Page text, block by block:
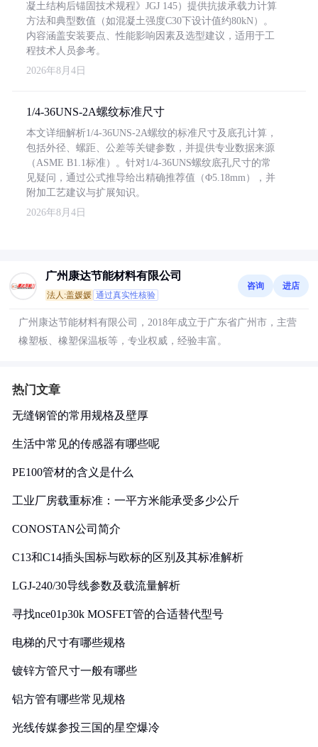
凝土结构后锚固技术规程》JGJ 145）提供抗拔承载力计算
方法和典型数值（如混凝土强度C30下设计值约80kN）。
内容涵盖安装要点、性能影响因素及选型建议，适用于工
程技术人员参考。
2026年8月4日
1/4-36UNS-2A螺纹标准尺寸
本文详细解析1/4-36UNS-2A螺纹的标准尺寸及底孔计算，
包括外径、螺距、公差等关键参数，并提供专业数据来源
（ASME B1.1标准）。针对1/4-36UNS螺纹底孔尺寸的常
见疑问，通过公式推导给出精确推荐值（Φ5.18mm），并
附加工艺建议与扩展知识。
2026年8月4日
广州康达节能材料有限公司
法人:盖媛媛 通过真实性核验
咨询 进店
广州康达节能材料有限公司，2018年成立于广东省广州市，主营
橡塑板、橡塑保温板等，专业权威，经验丰富。
热门文章
无缝钢管的常用规格及壁厚
生活中常见的传感器有哪些呢
PE100管材的含义是什么
工业厂房载重标准：一平方米能承受多少公斤
CONOSTAN公司简介
C13和C14插头国标与欧标的区别及其标准解析
LGJ-240/30导线参数及载流量解析
寻找nce01p30k MOSFET管的合适替代型号
电梯的尺寸有哪些规格
镀锌方管尺寸一般有哪些
铝方管有哪些常见规格
光线传媒参投三国的星空爆冷